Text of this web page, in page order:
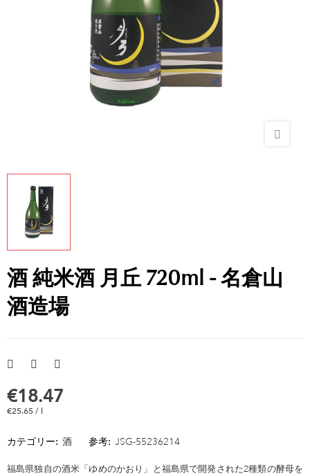
酒 純米酒 月丘 720ml - 名倉山
酒造場
€18.47
€25.65 / l
カテゴリー: 酒 参考: JSG-55236214
福島県独自の酒米「ゆめのかおり」と福島県で開発された2種類の酵母を